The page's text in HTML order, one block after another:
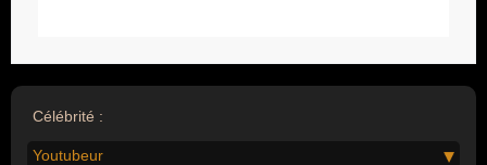
Célébrité :
Youtubeur